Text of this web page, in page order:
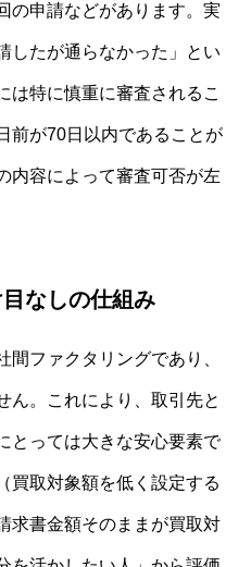
の申請などがあります。実
したが通らなかった」とい
は特に慎重に審査されるこ
前が70日以内であることが
内容によって審査可否が左
なしの仕組み
ファクタリングであり、
ん。これにより、取引先と
とっては大きな安心要素で
買取対象額を低く設定する
求書金額そのままが買取対